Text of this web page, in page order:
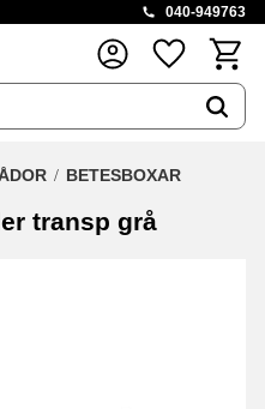
040-949763
Favoriter
BETESBOXAR
transp grå